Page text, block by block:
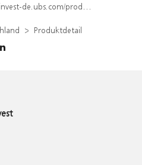
produkt/detail/index/isin/DE000WA7DZV3
Produktdetail